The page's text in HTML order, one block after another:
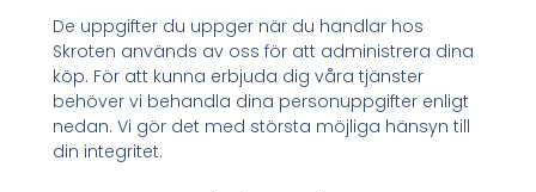
De uppgifter du uppger när du handlar hos
Skroten används av oss för att administrera dina
köp. För att kunna erbjuda dig våra tjänster
behöver vi behandla dina personuppgifter enligt
nedan. Vi gör det med största möjliga hänsyn till
din integritet.